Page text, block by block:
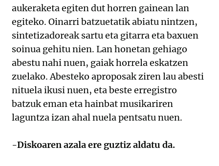
aukeraketa egiten dut horren gainean lan
egiteko. Oinarri batzuetatik abiatu nintzen,
sintetizadoreak sartu eta gitarra eta baxuen
soinua gehitu nien. Lan honetan gehiago
abestu nahi nuen, gaiak horrela eskatzen
zuelako. Abesteko aproposak ziren lau abesti
nituela ikusi nuen, eta beste erregistro
batzuk eman eta hainbat musikariren
laguntza izan ahal nuela pentsatu nuen.
-Diskoaren azala ere guztiz aldatu da.